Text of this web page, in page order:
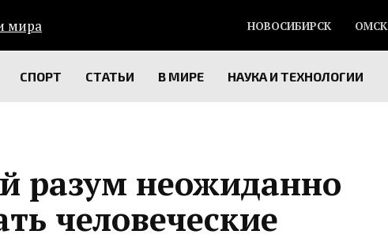
НОВОСИБИРСК ОМСК
СПОРТ СТАТЬИ В МИРЕ НАУКА И ТЕХНОЛОГИИ
разум неожиданно
человеческие